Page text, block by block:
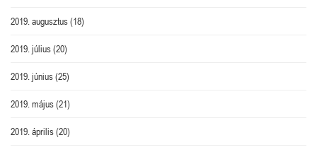
2019. augusztus(18)
2019. július(20)
2019. június(25)
2019. május(21)
2019. április(20)